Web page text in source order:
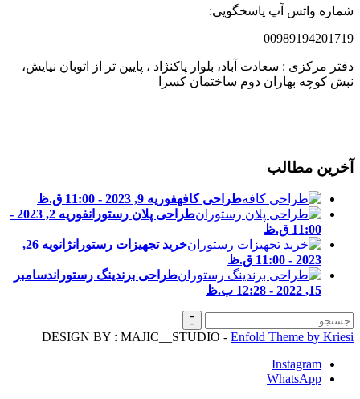
واتس آپ پاسخگویی:
مرکزی : سعادت آباد، بلوار پاکنژاد ، پایین تر از اتوبان نیایش،
کوچه بهاران دوم ساختمان کسرا
مطالب
طراحی کافهفوریه 9, 2023 - 11:00 ق.ظ
طراحی پلان رستوران
فوریه 2, 2023 -
11:00 ق.ظ
خرید تجهیزات رستوران
ژانویه 26,
2023 - 11:00 ق.ظ
طراحی برندینگ رستوران دسامبر
15, 2022 - 12:28 ب.ظ
DESIGN BY : MAJIC__STUDIO -Enfold Theme by
Instagram
WhatsApp